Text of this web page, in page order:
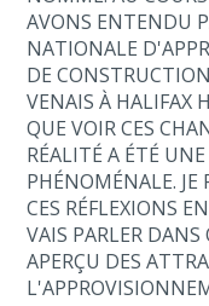
AVONS ENTENDU
NATIONALE
DE
VENAIS À HALIFAX
QUE VOIR CES
RÉALITÉ A ÉTÉ UNE
PHÉNOMÉNALE. JE
CES RÉFLEXIONS
VAIS PARLER
APERÇU DES